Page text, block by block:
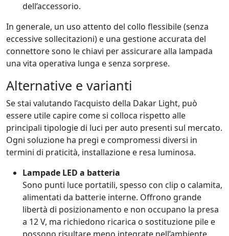
dell’accessorio.
In generale, un uso attento del collo flessibile (senza
eccessive sollecitazioni) e una gestione accurata del
connettore sono le chiavi per assicurare alla lampada
una vita operativa lunga e senza sorprese.
Alternative e varianti
Se stai valutando l’acquisto della Dakar Light, può
essere utile capire come si colloca rispetto alle
principali tipologie di luci per auto presenti sul mercato.
Ogni soluzione ha pregi e compromessi diversi in
termini di praticità, installazione e resa luminosa.
Lampade LED a batteria
Sono punti luce portatili, spesso con clip o calamita,
alimentati da batterie interne. Offrono grande
libertà di posizionamento e non occupano la presa
a 12 V, ma richiedono ricarica o sostituzione pile e